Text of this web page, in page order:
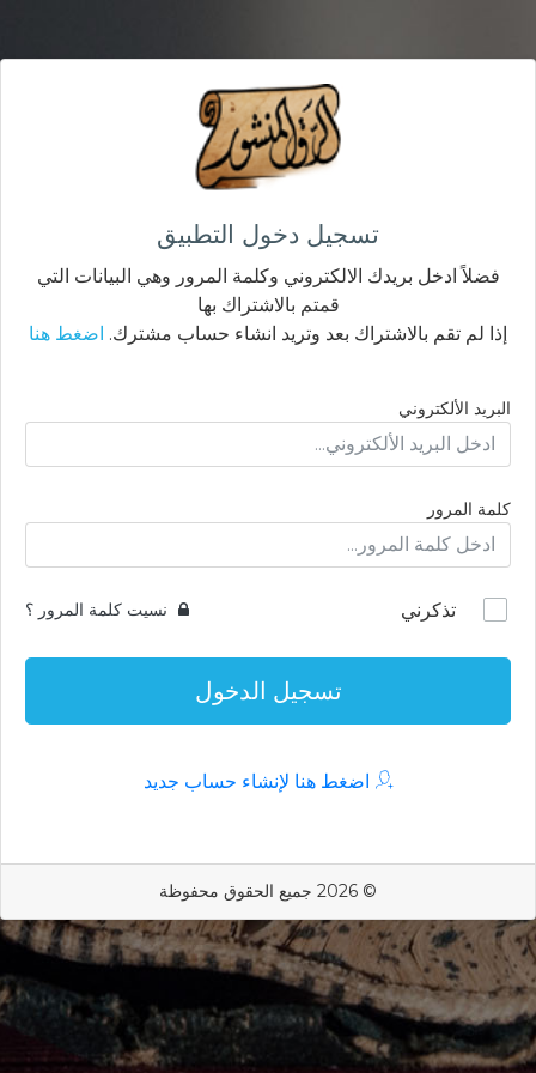
تسجيل دخول التطبيق
فضلاً ادخل بريدك الالكتروني وكلمة المرور وهي البيانات التي
قمتم بالاشتراك بها
إذا لم تقم بالاشتراك بعد وتريد انشاء حساب مشترك. اضغط هنا
البريد الألكتروني
كلمة المرور
تذكرني نسيت كلمة المرور ؟
تسجيل الدخول
اضغط هنا لإنشاء حساب جديد
© 2026 جميع الحقوق محفوظة